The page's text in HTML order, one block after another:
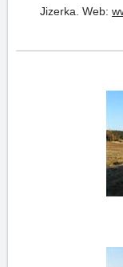
Jizerka. Web: